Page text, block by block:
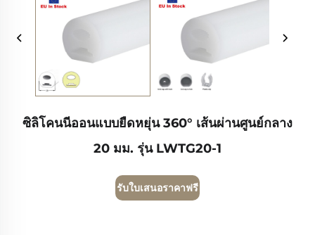
ซิลิโคนนีออนแบบยืดหยุ่น 360° เส้นผ่านศูนย์กลาง
20 มม. รุ่น LWTG20-1
รับใบเสนอราคาฟรี